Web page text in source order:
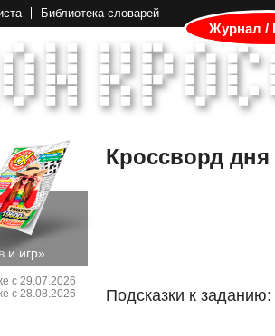
Библиотека словарей
Журнал /
и игр»
с 29.07.2026
с 28.08.2026
Кроссворд дня
Подсказки к заданию: